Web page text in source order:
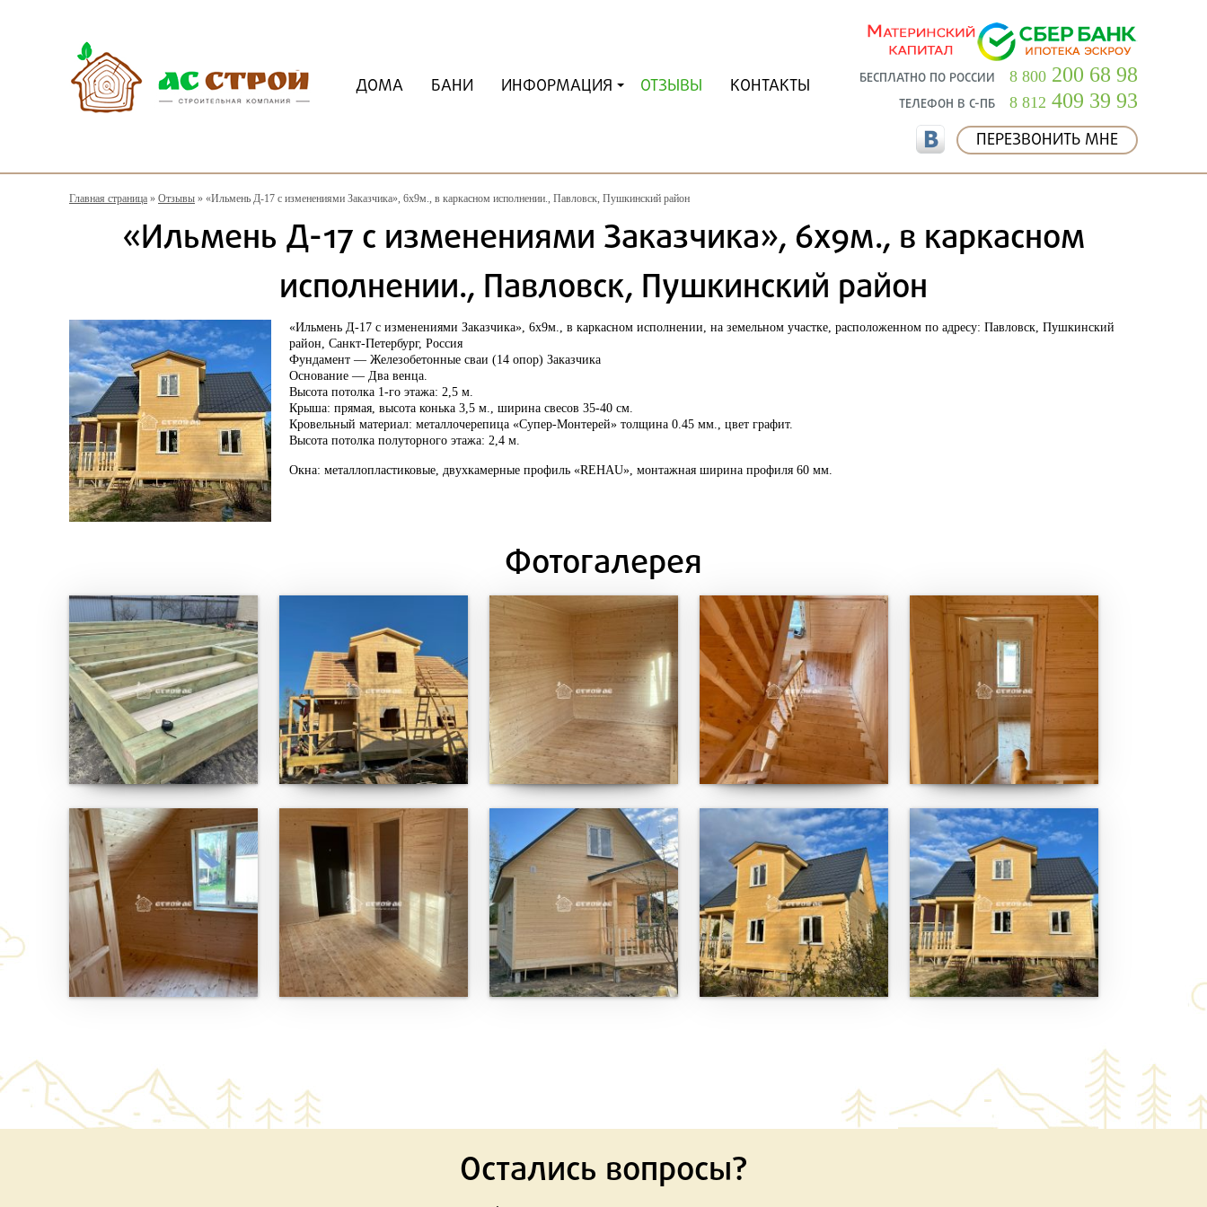
БЕСПЛАТНО ПО РОССИИ 8 800 200 68 98
ТЕЛЕФОН В С-ПБ 8 812 409 39 93
ПЕРЕЗВОНИТЬ МНЕ
ДОМА БАНИ ИНФОРМАЦИЯ ОТЗЫВЫ КОНТАКТЫ
Главная страница » Отзывы » «Ильмень Д-17 с изменениями Заказчика», 6х9м., в каркасном исполнении., Павловск, Пушкинский район
«Ильмень Д-17 с изменениями Заказчика», 6х9м., в каркасном
исполнении., Павловск, Пушкинский район
«Ильмень Д-17 с изменениями Заказчика», 6х9м., в каркасном исполнении, на земельном участке, расположенном по адресу: Павловск, Пушкинский
район, Санкт-Петербург, Россия
Фундамент — Железобетонные сваи (14 опор) Заказчика
Основание — Два венца.
Высота потолка 1-го этажа: 2,5 м.
Крыша: прямая, высота конька 3,5 м., ширина свесов 35-40 см.
Кровельный материал: металлочерепица «Супер-Монтерей» толщина 0.45 мм., цвет графит.
Высота потолка полуторного этажа: 2,4 м.
Окна: металлопластиковые, двухкамерные профиль «REHAU», монтажная ширина профиля 60 мм.
Фотогалерея
Остались вопросы?